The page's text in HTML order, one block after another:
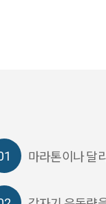
마라톤이나 달